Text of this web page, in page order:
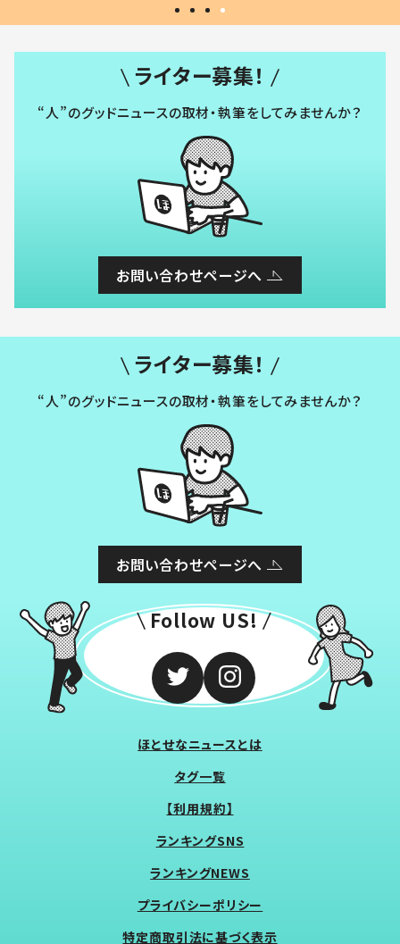
ライター募集！
“人”のグッドニュースの取材・執筆をしてみませんか？
お問い合わせページへ
ライター募集！
“人”のグッドニュースの取材・執筆をしてみませんか？
お問い合わせページへ
Follow US!
ほとせなニュースとは
タグ一覧
【利用規約】
ランキングSNS
ランキングNEWS
プライバシーポリシー
特定商取引法に基づく表示